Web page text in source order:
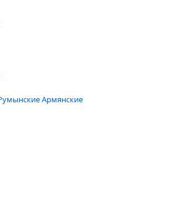
Армянские